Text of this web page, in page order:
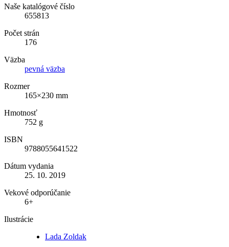
Naše katalógové číslo
655813
Počet strán
176
Väzba
pevná väzba
Rozmer
165×230 mm
Hmotnosť
752 g
ISBN
9788055641522
Dátum vydania
25. 10. 2019
Vekové odporúčanie
6+
Ilustrácie
Lada Zoldak